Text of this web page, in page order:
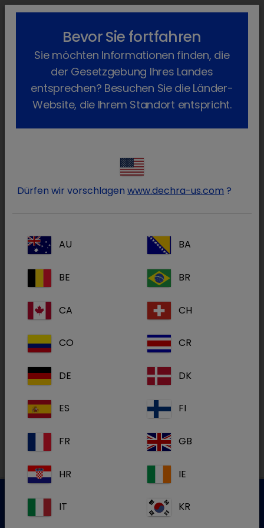
lock_outline search menu
Produkte
Pferd
Geflügel
Bevor Sie fortfahren
Sie möchten Informationen finden, die
der Gesetzgebung Ihres Landes
entsprechen? Besuchen Sie die Länder-
Website, die Ihrem Standort entspricht.
Dürfen wir vorschlagenwww.dechra-us.com ?
AU BA
BE BR
CA CH
CO CR
DE DK
ES FI
FR GB
HR IE
IT KR